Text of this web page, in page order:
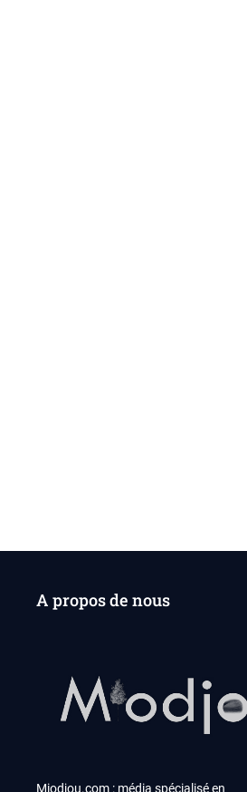
A propos de nous
Miodjou.com : média spécialisé en